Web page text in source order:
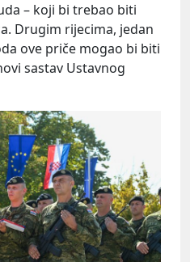
– koji bi trebao biti
Drugim rijecima, jedan
ove priče mogao bi biti
sastav Ustavnog